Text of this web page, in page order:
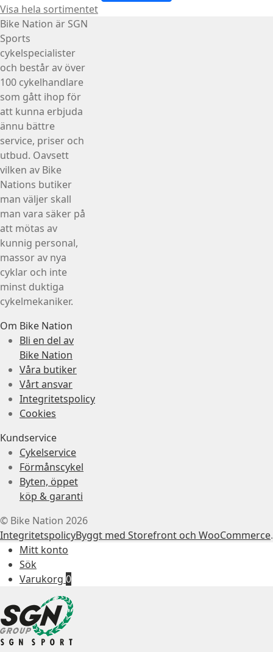
Visa hela sortimentet
Bike Nation är SGN
Sports
cykelspecialister
och består av över
100 cykelhandlare
som gått ihop för
att kunna erbjuda
ännu bättre
service, priser och
utbud. Oavsett
vilken av Bike
Nations butiker
man väljer skall
man vara säker på
att mötas av
kunnig personal,
massor av nya
cyklar och inte
minst duktiga
cykelmekaniker.
Om Bike Nation
Bli en del av
Bike Nation
Våra butiker
Vårt ansvar
Integritetspolicy
Cookies
Kundservice
Cykelservice
Förmånscykel
Byten, öppet
köp & garanti
© Bike Nation 2026
IntegritetspolicyByggt med Storefront och WooCommerce.
Mitt konto
Sök
Varukorg 0